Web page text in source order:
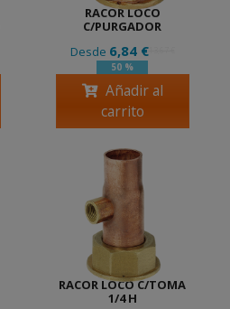
RACOR LOCO
C/PURGADOR
Desde 6,84 €13,67 €
50 %
Añadir al
carrito
RACOR LOCO C/TOMA
1/4 H